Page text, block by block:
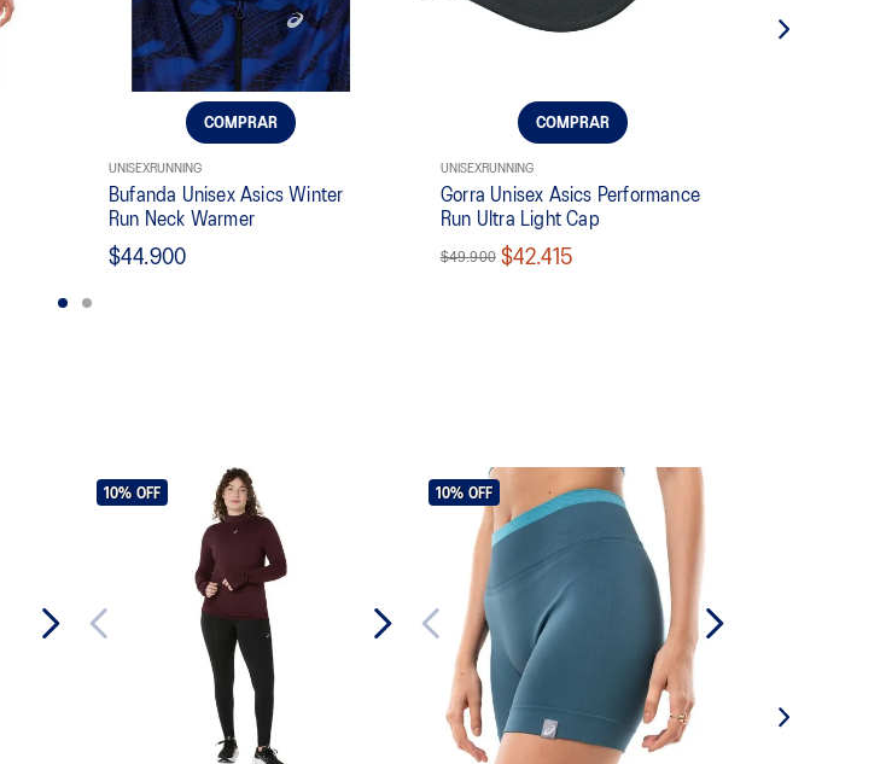
COMPRAR
UNISEXRUNNING
Bufanda Unisex Asics Winter
Run Neck Warmer
$44.900
COMPRAR
UNISEXRUNNING
Gorra Unisex Asics Performance
Run Ultra Light Cap
$49.900 $42.415
10% OFF 10% OFF